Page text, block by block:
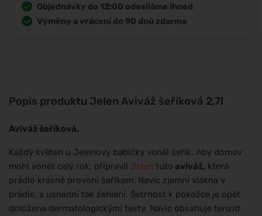
Popis produktu Jelen Aviváž šeříková 2,7l
Aviváž šeříková.
Každý květen u Jelenovy babičky voněl šeřík. Aby domov
mohl vonět celý rok, připravil Jelen tuto aviváž, která
prádlo krásně provoní šeříkem. Navíc zjemní vlákna v
prádle, a usnadní tak žehlení. Šetrnost k pokožce je opět
doložena dermatologickými testy. Navíc obsahuje tenzid
Objednávky do 12:00 odesíláme ihned
Výměny a vrácení do 90 dnů zdarma